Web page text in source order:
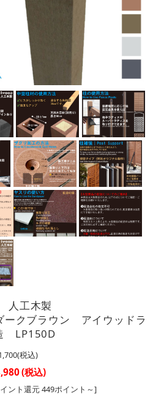
人工木製
クブラウン アイウッドラ
LP150D
(税込)
(税込)
ント還元 449ポイント～]